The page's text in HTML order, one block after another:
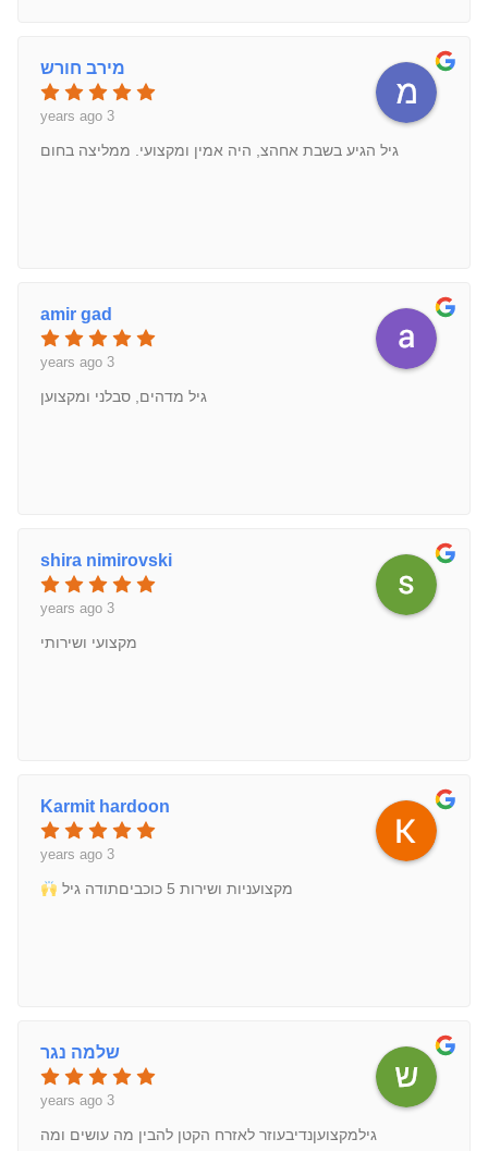
מירב חורש
3 years ago
גיל הגיע בשבת אחהצ, היה אמין ומקצועי. ממליצה בחום
amir gad
3 years ago
גיל מדהים, סבלני ומקצוען
shira nimirovski
3 years ago
מקצועי ושירותי
Karmit hardoon
3 years ago
מקצועניות ושירות 5 כוכביםתודה גיל
שלמה נגר
3 years ago
גילמקצועןנדיבעוזר לאזרח הקטן להבין מה עושים ומה